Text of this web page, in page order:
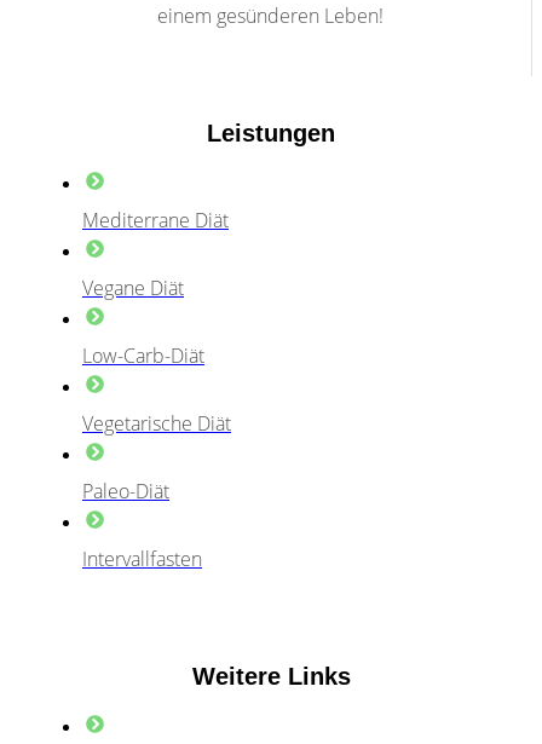
einem gesünderen Leben!
Leistungen
Mediterrane Diät
Vegane Diät
Low-Carb-Diät
Vegetarische Diät
Paleo-Diät
Intervallfasten
Weitere Links